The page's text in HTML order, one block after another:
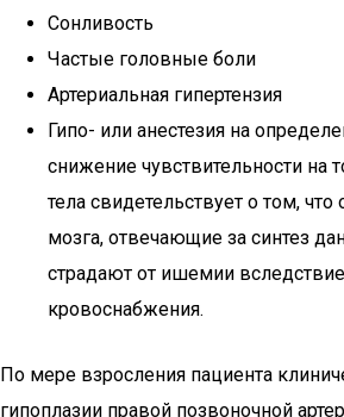
Сонливость
Частые головные боли
Артериальная гипертензия
Гипо- или анестезия на
снижение чувствительности на
тела свидетельствует о том,
мозга, отвечающие за синтез
страдают от ишемии
кровоснабжения.
По мере взросления пациента
гипоплазии правой позвоночной